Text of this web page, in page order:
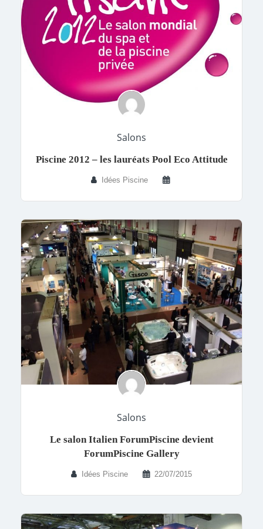
Salons
Piscine 2012 – les lauréats Pool Eco Attitude
Idées Piscine
Salons
Le salon Italien ForumPiscine devient
ForumPiscine Gallery
Idées Piscine 22/07/2015